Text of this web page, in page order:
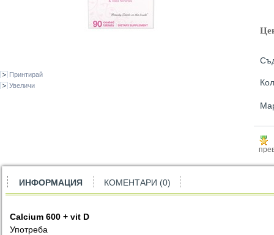
Принтирай
Увеличи
ИНФОРМАЦИЯ КОМЕНТАРИ (0)
Calcium 600 + vit D
Употреба